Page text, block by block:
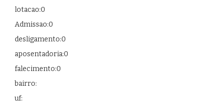
lotacao:0
Admissao:0
desligamento:0
aposentadoria:0
falecimento:0
bairro:
uf: